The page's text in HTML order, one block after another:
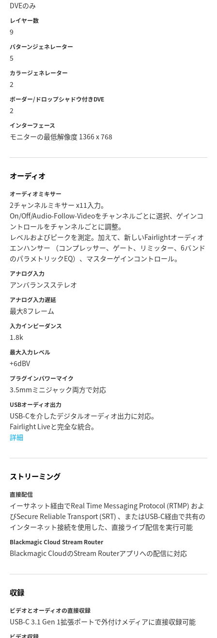
DVEのみ
レイヤー数
9
パターンジェネレーター
5
カラージェネレーター
2
ボーダー/ドロップシャドウ付きDVE
2
インターフェース
モニターの最低解像度 1366 x 768
オーディオ
オーディオミキサー
2チャンネルミキサー x11入力。
On/Off/Audio-Follow-Videoをチャンネルごとに選択、ゲインコ
ントロールをチャンネルごとに調整。
レベルおよびピークを測定。加えて、新しいFairlightオーディオ
エンハンサー （コンプレッサー、ゲート、リミッター、6バンド
のパラメトリックEQ）、マスターゲインコントロール。
アナログ入力
アンバランスステレオ
アナログ入力遅延
最大8フレーム
入力インピーダンス
1.8k
最大入力レベル
+6dBV
プラグインパワーマイク
3.5mmミニジャック両方で対応
USBオーディオ出力
USB-Cを介したデジタルオーディオ出力に対応。
Fairlight Liveと完全な統合。
詳細
ストリーミング
直接配信
イーサネット経由でReal Time Messaging Protocol (RTMP) およ
びSecure Reliable Transport (SRT) 、またはUSB-C経由で共有の
インターネット接続を使用した、直接ライブ配信を実行可能
Blackmagic Cloud Stream Router
Blackmagic CloudのStream Routerアプリへの配信に対応
収録
ビデオとオーディオの直接収録
USB-C 3.1 Gen 1拡張ポートで外付けメディアに直接収録可能